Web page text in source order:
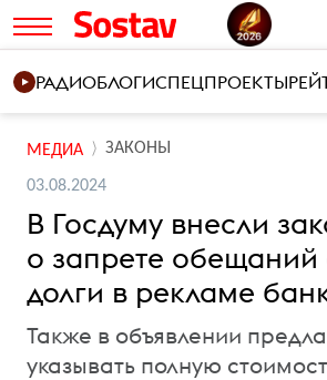
РАДИОБЛОГИСПЕЦПРОЕКТЫ
МЕДИА ЗАКОНЫ
03.08.2024
В Госдуму внесли
о запрете обещаний
долги в рекламе
Также в объявлении
указывать полную